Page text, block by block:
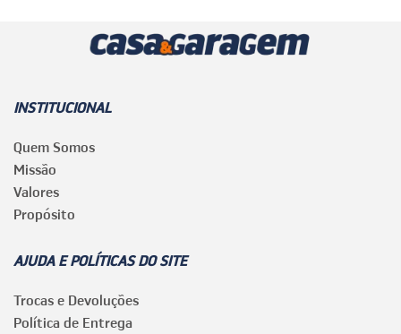
INSTITUCIONAL
Quem Somos
Missão
Valores
Propósito
AJUDA E POLÍTICAS DO SITE
Trocas e Devoluções
Política de Entrega